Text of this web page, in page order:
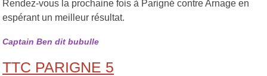
Rendez-vous la prochaine fois à Parigné contre Arnage en
espérant un meilleur résultat.
Captain Ben dit bubulle
TTC PARIGNE 5